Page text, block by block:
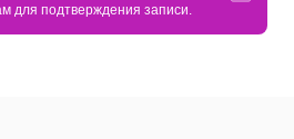
для подтверждения записи.